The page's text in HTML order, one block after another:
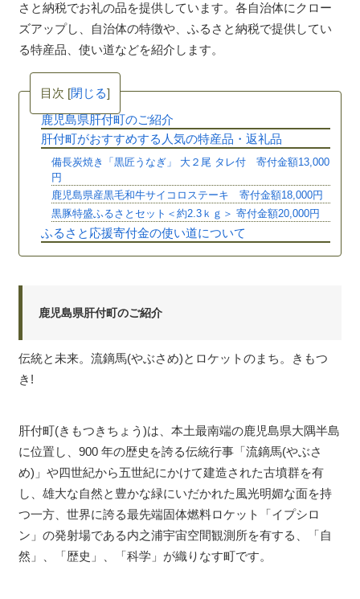
さと納税でお礼の品を提供しています。各自治体にクロー
ズアップし、自治体の特徴や、ふるさと納税で提供してい
る特産品、使い道などを紹介します。
目次 [閉じる]
鹿児島県肝付町のご紹介
肝付町がおすすめする人気の特産品・返礼品
備長炭焼き「黒匠うなぎ」 大２尾 タレ付 寄付金額13,000
円
鹿児島県産黒毛和牛サイコロステーキ 寄付金額18,000円
黒豚特盛ふるさとセット＜約2.3ｋｇ＞ 寄付金額20,000円
ふるさと応援寄付金の使い道について
鹿児島県肝付町のご紹介
伝統と未来。流鏑馬(やぶさめ)とロケットのまち。きもつ
き!
肝付町(きもつきちょう)は、本土最南端の鹿児島県大隅半島
に位置し、900 年の歴史を誇る伝統行事「流鏑馬(やぶさ
め)」や四世紀から五世紀にかけて建造された古墳群を有
し、雄大な自然と豊かな緑にいだかれた風光明媚な面を持
つ一方、世界に誇る最先端固体燃料ロケット「イプシロ
ン」の発射場である内之浦宇宙空間観測所を有する、「自
然」、「歴史」、「科学」が織りなす町です。